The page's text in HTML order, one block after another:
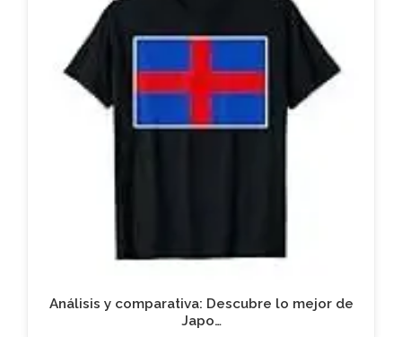
Análisis y comparativa: Descubre lo mejor de
Japo…